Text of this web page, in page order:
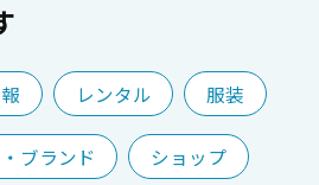
レンタル 服装
ブランド ショップ